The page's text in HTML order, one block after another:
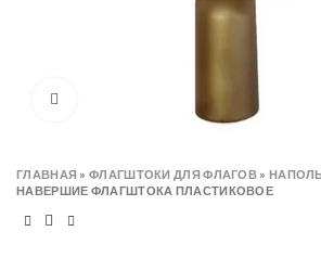
ГЛАВНАЯ »ФЛАГШТОКИ ДЛЯ ФЛАГОВ »
НАВЕРШИЕ ФЛАГШТОКА ПЛАСТИКОВОЕ